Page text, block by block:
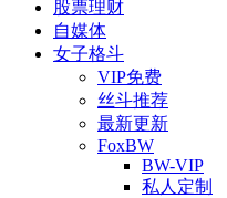
股票理财
自媒体
女子格斗
VIP免费
丝斗推荐
最新更新
FoxBW
BW-VIP
私人定制